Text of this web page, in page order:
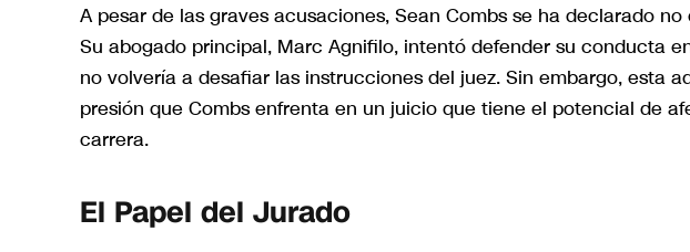
A pesar de las graves acusaciones, Sean Combs se ha declarado
Su abogado principal, Marc Agnifilo, intentó defender su conducta
no volvería a desafiar las instrucciones del juez. Sin embargo, esta
presión que Combs enfrenta en un juicio que tiene el potencial de
carrera.
El Papel del Jurado